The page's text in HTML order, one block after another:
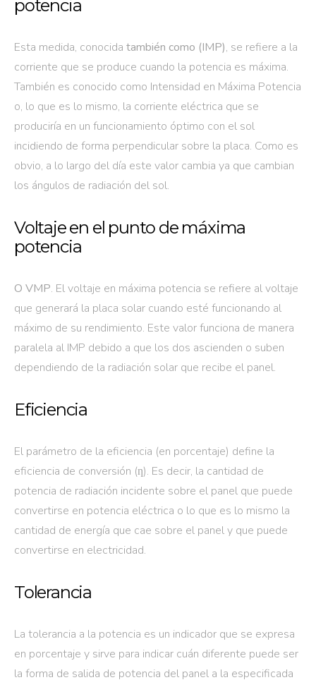
potencia
Esta medida, conocida también como (IMP), se refiere a la
corriente que se produce cuando la potencia es máxima.
También es conocido como Intensidad en Máxima Potencia
o, lo que es lo mismo, la corriente eléctrica que se
produciría en un funcionamiento óptimo con el sol
incidiendo de forma perpendicular sobre la placa. Como es
obvio, a lo largo del día este valor cambia ya que cambian
los ángulos de radiación del sol.
Voltaje en el punto de máxima
potencia
O VMP. El voltaje en máxima potencia se refiere al voltaje
que generará la placa solar cuando esté funcionando al
máximo de su rendimiento. Este valor funciona de manera
paralela al IMP debido a que los dos ascienden o suben
dependiendo de la radiación solar que recibe el panel.
Eficiencia
El parámetro de la eficiencia (en porcentaje) define la
eficiencia de conversión (ƞ). Es decir, la cantidad de
potencia de radiación incidente sobre el panel que puede
convertirse en potencia eléctrica o lo que es lo mismo la
cantidad de energía que cae sobre el panel y que puede
convertirse en electricidad.
Tolerancia
La tolerancia a la potencia es un indicador que se expresa
en porcentaje y sirve para indicar cuán diferente puede ser
la forma de salida de potencia del panel a la especificada